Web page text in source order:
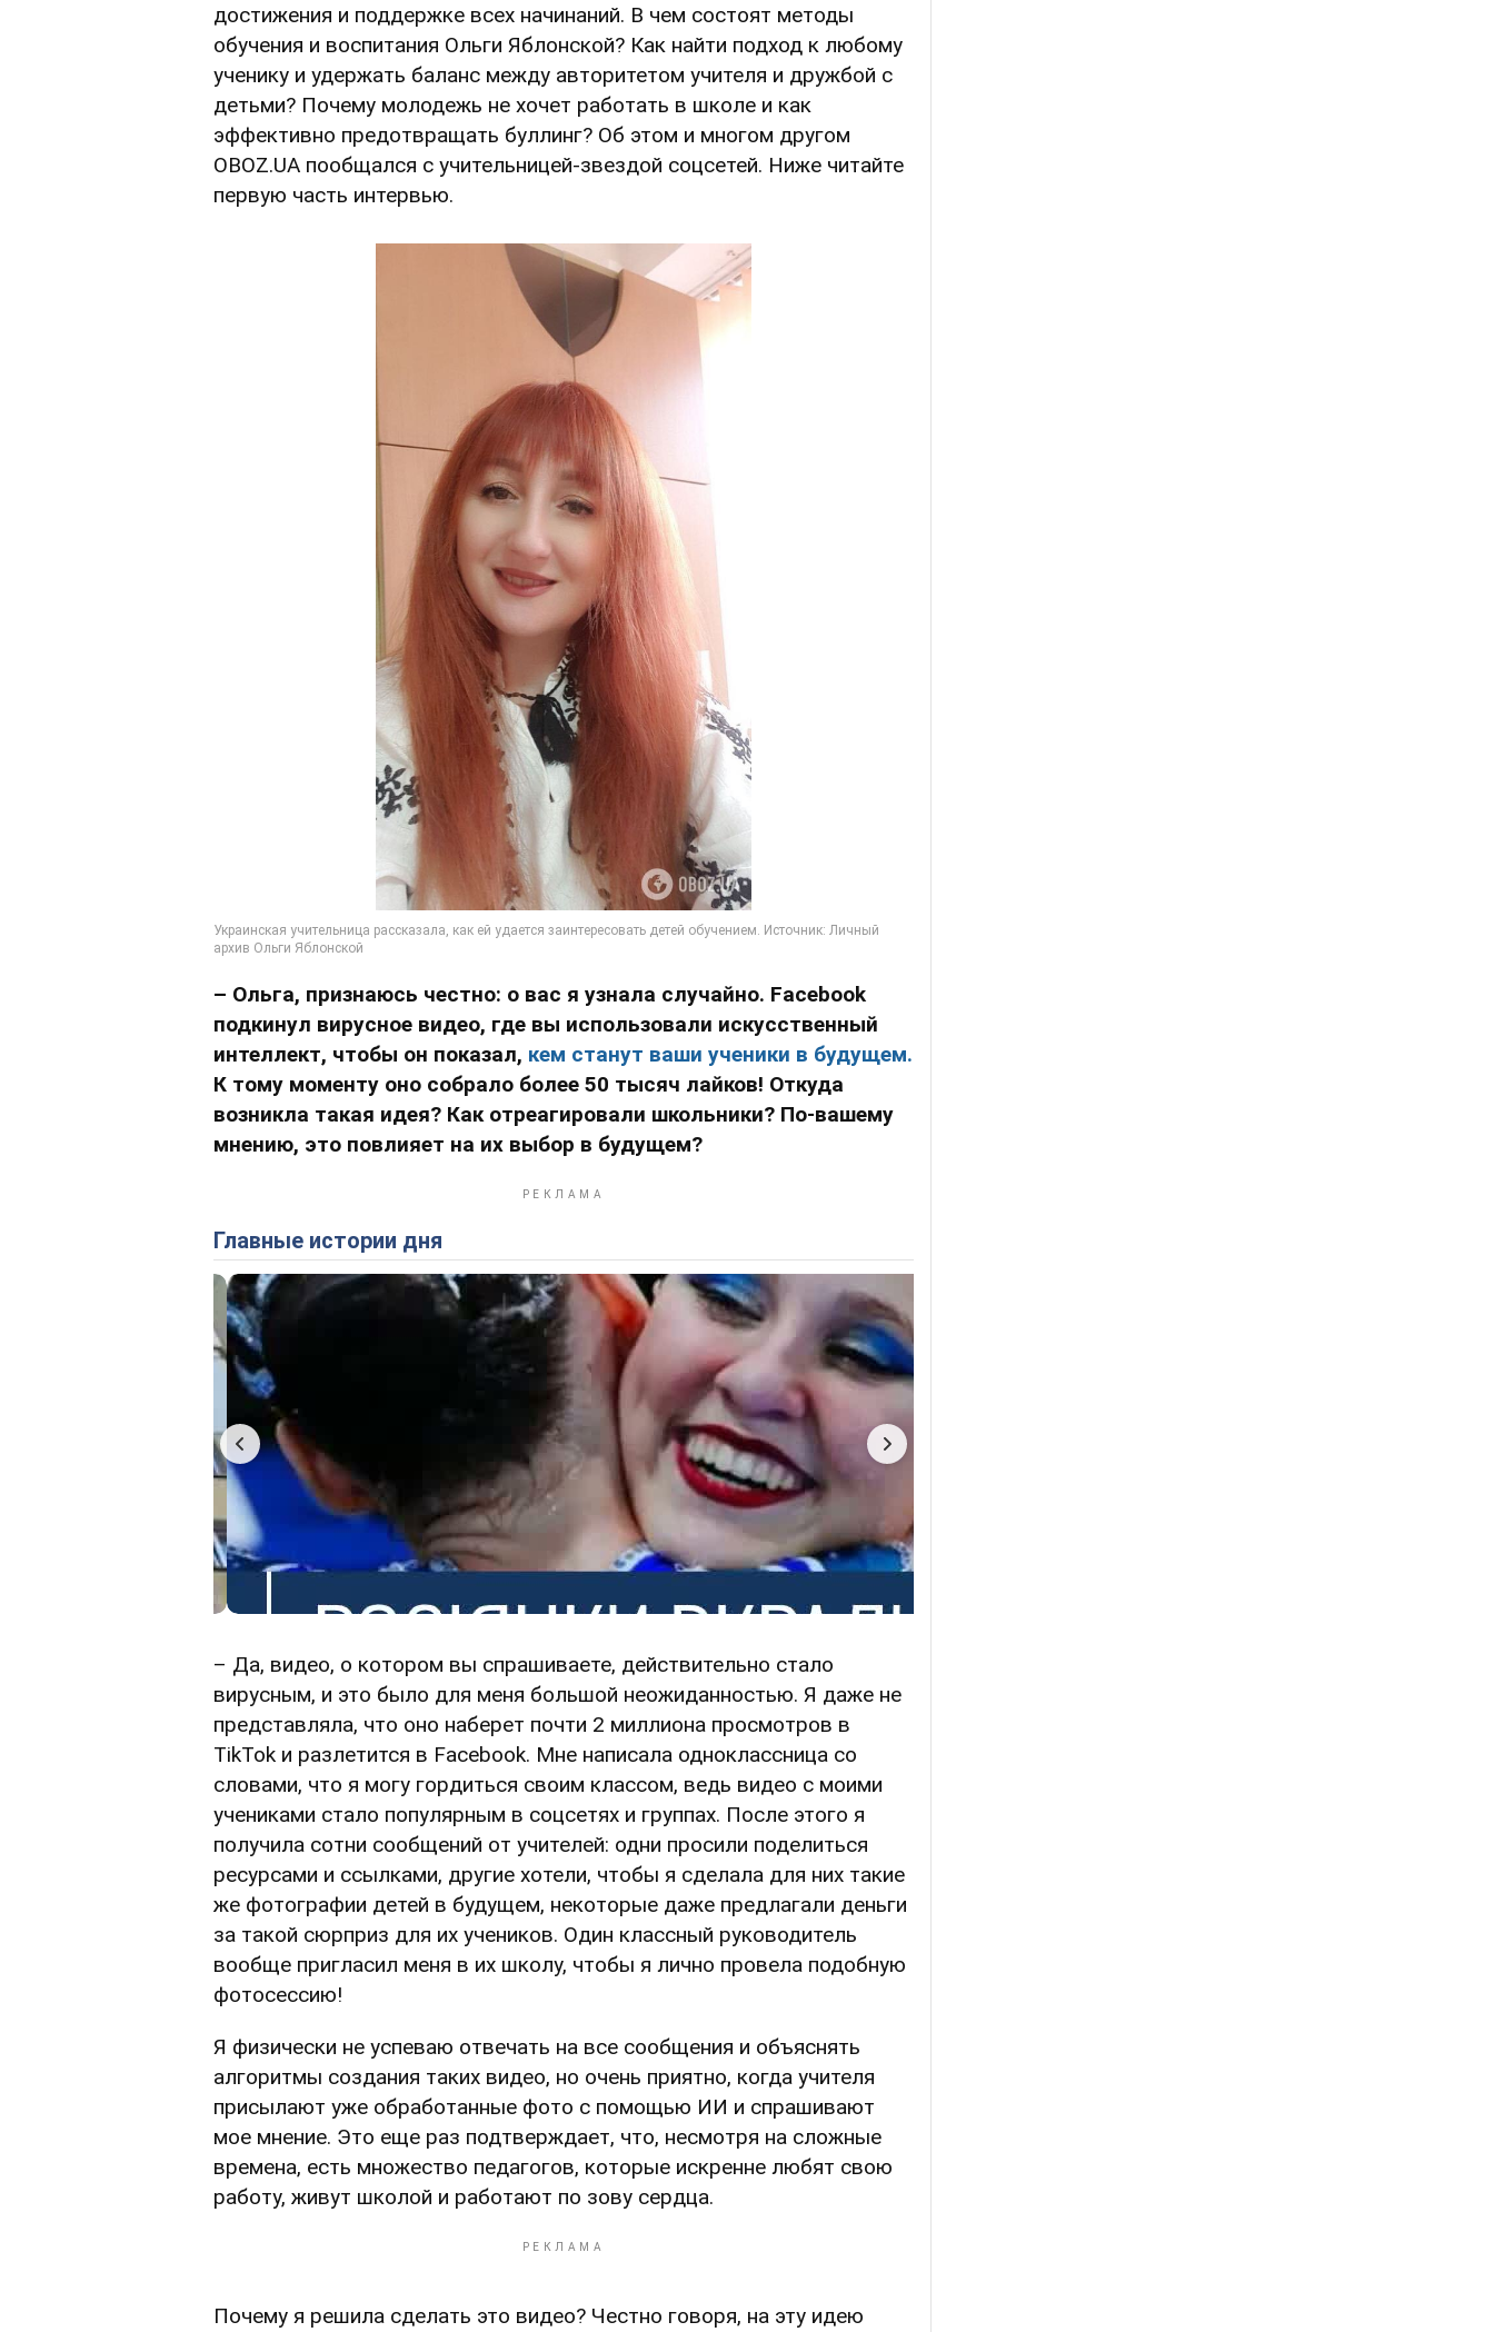
достижения и поддержке всех начинаний. В чем состоят методы
обучения и воспитания Ольги Яблонской? Как найти подход к любому
ученику и удержать баланс между авторитетом учителя и дружбой с
детьми? Почему молодежь не хочет работать в школе и как
эффективно предотвращать буллинг? Об этом и многом другом
OBOZ.UA пообщался с учительницей-звездой соцсетей. Ниже читайте
первую часть интервью.
– Ольга, признаюсь честно: о вас я узнала случайно. Facebook
подкинул вирусное видео, где вы использовали искусственный
интеллект, чтобы он показал, кем станут ваши ученики в будущем.
К тому моменту оно собрало более 50 тысяч лайков! Откуда
возникла такая идея? Как отреагировали школьники? По-вашему
мнению, это повлияет на их выбор в будущем?
Главные истории дня
– Да, видео, о котором вы спрашиваете, действительно стало
вирусным, и это было для меня большой неожиданностью. Я даже не
представляла, что оно наберет почти 2 миллиона просмотров в
TikTok и разлетится в Facebook. Мне написала одноклассница со
словами, что я могу гордиться своим классом, ведь видео с моими
учениками стало популярным в соцсетях и группах. После этого я
получила сотни сообщений от учителей: одни просили поделиться
ресурсами и ссылками, другие хотели, чтобы я сделала для них такие
же фотографии детей в будущем, некоторые даже предлагали деньги
за такой сюрприз для их учеников. Один классный руководитель
вообще пригласил меня в их школу, чтобы я лично провела подобную
фотосессию!
Я физически не успеваю отвечать на все сообщения и объяснять
алгоритмы создания таких видео, но очень приятно, когда учителя
присылают уже обработанные фото с помощью ИИ и спрашивают
мое мнение. Это еще раз подтверждает, что, несмотря на сложные
времена, есть множество педагогов, которые искренне любят свою
работу, живут школой и работают по зову сердца.
Почему я решила сделать это видео? Честно говоря, на эту идею